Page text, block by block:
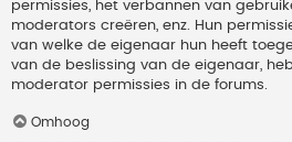
permissies, het verbannen van
moderators creëren, enz. Hun
van welke de eigenaar hun heeft
van de beslissing van de eigenaar,
moderator permissies in de forums.
Omhoog